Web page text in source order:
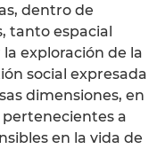
dentro de
tanto espacial
exploración de la
social expresada
dimensiones, en
pertenecientes a
en la vida de